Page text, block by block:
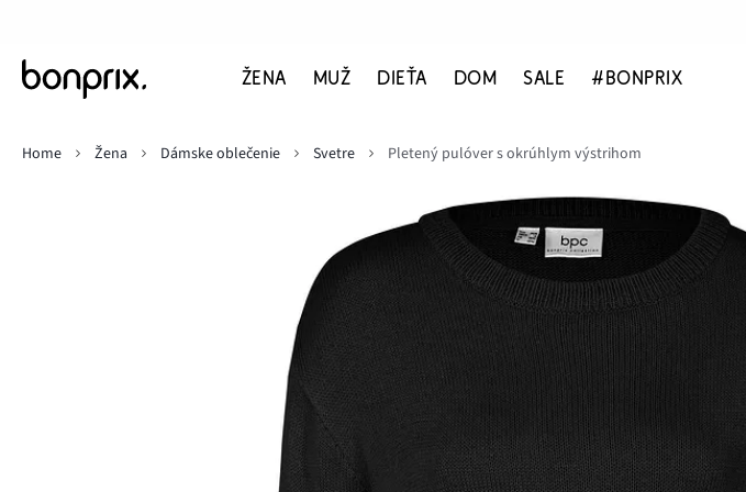
ŽENA MUŽ DIEŤA DOM SALE #BONPRIX
Home
Žena Dámske oblečenie Svetre Pletený pulóver s okrúhlym výstrihom